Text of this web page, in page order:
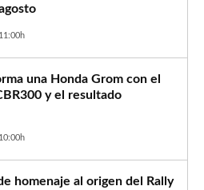
una Honda Grom con el
y el resultado
homenaje al origen del Rally